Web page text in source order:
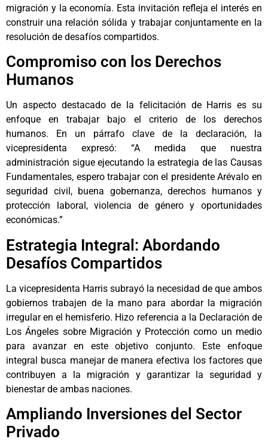
migración y la economía. Esta invitación refleja el interés en
construir una relación sólida y trabajar conjuntamente en la
resolución de desafíos compartidos.
Compromiso con los Derechos
Humanos
Un aspecto destacado de la felicitación de Harris es su
enfoque en trabajar bajo el criterio de los derechos
humanos. En un párrafo clave de la declaración, la
vicepresidenta expresó: “A medida que nuestra
administración sigue ejecutando la estrategia de las Causas
Fundamentales, espero trabajar con el presidente Arévalo en
seguridad civil, buena gobernanza, derechos humanos y
protección laboral, violencia de género y oportunidades
económicas.”
Estrategia Integral: Abordando
Desafíos Compartidos
La vicepresidenta Harris subrayó la necesidad de que ambos
gobiernos trabajen de la mano para abordar la migración
irregular en el hemisferio. Hizo referencia a la Declaración de
Los Ángeles sobre Migración y Protección como un medio
para avanzar en este objetivo conjunto. Este enfoque
integral busca manejar de manera efectiva los factores que
contribuyen a la migración y garantizar la seguridad y
bienestar de ambas naciones.
Ampliando Inversiones del Sector
Privado